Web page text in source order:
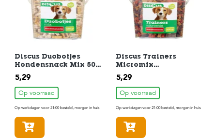
Discus Duobotjes
Hondensnack Mix 500
gr
5,29
Op voorraad
Op werkdagen voor 21:00 besteld, morgen in huis
Discus Trainers
Micromix
Hondensnack 500 gr
5,29
Op voorraad
Op werkdagen voor 21:00 besteld, morgen in huis